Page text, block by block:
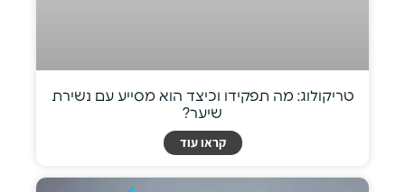
טריקולוג: מה תפקידו וכיצד הוא מסייע עם נשירת
שיער?
קראו עוד